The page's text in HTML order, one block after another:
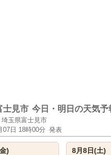
士見市 今日・明日の天気予
玉県富士見市
07日 18時00分 発表
) 8月8日(土)